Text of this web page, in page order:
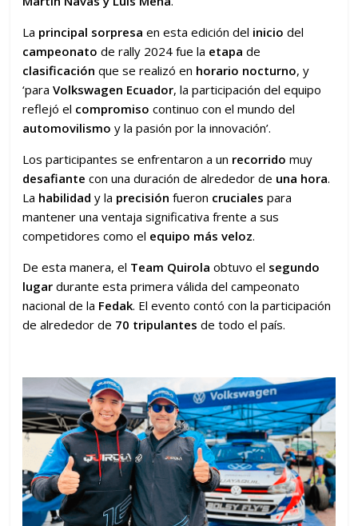
La principal sorpresa en esta edición del inicio del
campeonato de rally 2024 fue la etapa de
clasificación que se realizó en horario nocturno, y
‘paraVolkswagen Ecuador, la participación del equipo
reflejó el compromiso continuo con el mundo del
automovilismo y la pasión por la innovación’.
Los participantes se enfrentaron a un recorrido muy
desafiante con una duración de alrededor de una hora.
La habilidad y la precisión fueron cruciales para
mantener una ventaja significativa frente a sus
competidores como el equipo más veloz.
De esta manera, el Team Quirola obtuvo el segundo
lugar durante esta primera válida del campeonato
nacional de la Fedak. El evento contó con la participación
de alrededor de 70 tripulantes de todo el país.